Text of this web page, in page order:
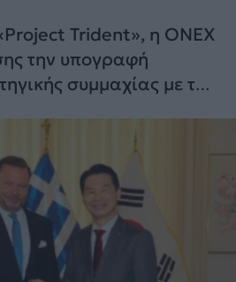
Trident», η ONEX
την υπογραφή
συμμαχίας με τη
Ocean.